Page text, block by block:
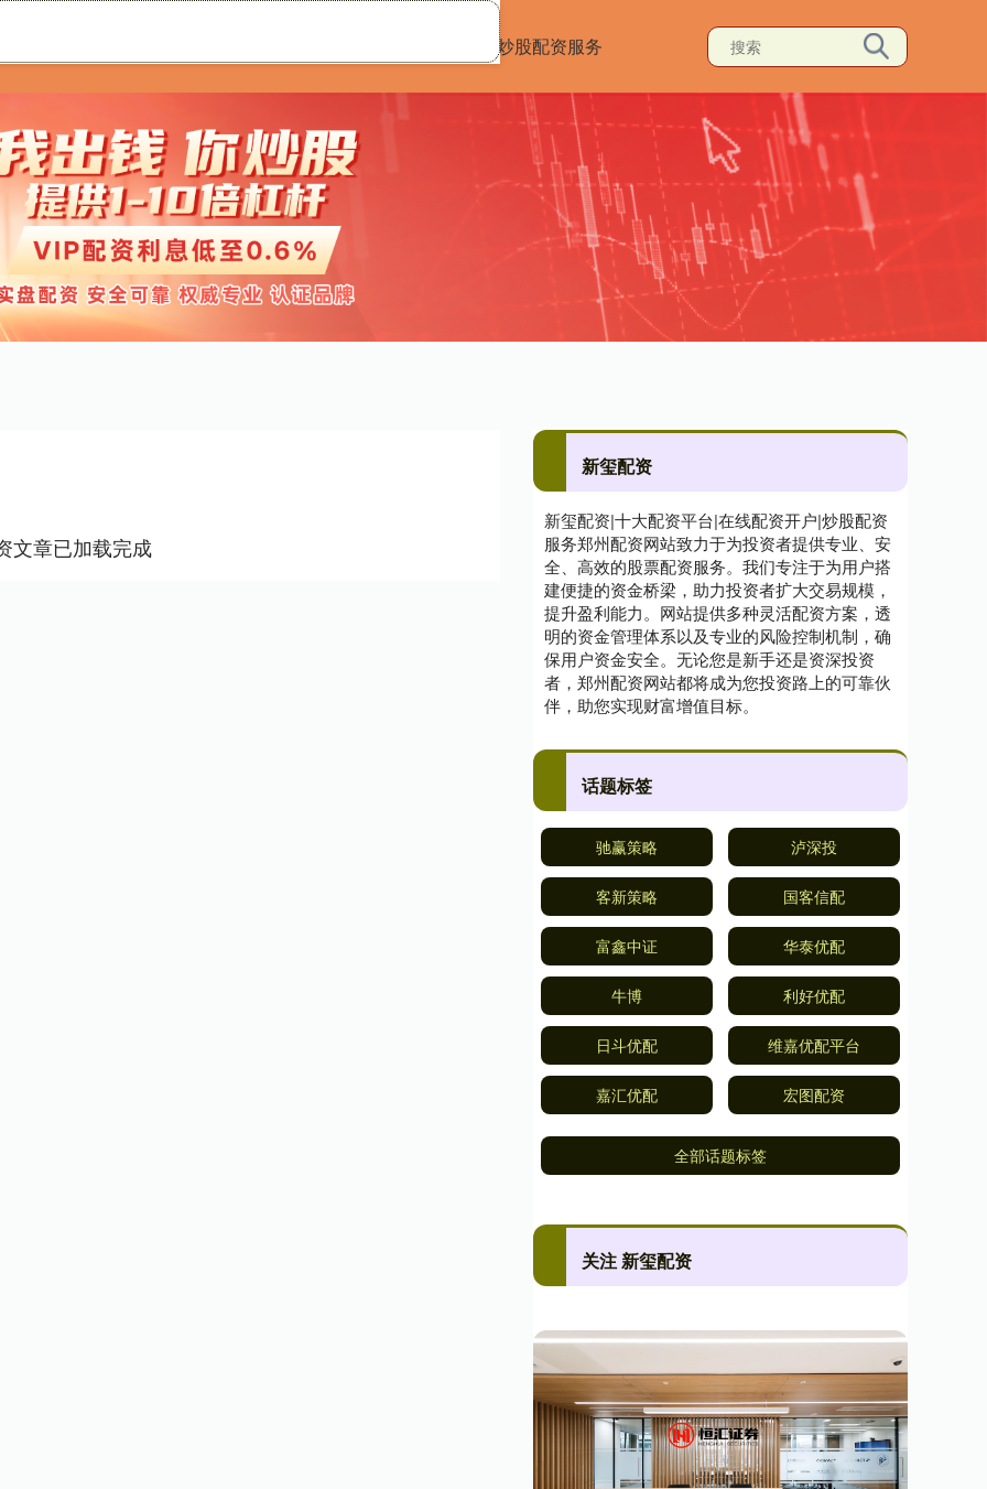
炒股配资服务
文章已加载完成
新玺配资
新玺配资|十大配资平台|在线配资开户|炒股配资
服务郑州配资网站致力于为投资者提供专业、安
全、高效的股票配资服务。我们专注于为用户搭
建便捷的资金桥梁，助力投资者扩大交易规模，
提升盈利能力。网站提供多种灵活配资方案，透
明的资金管理体系以及专业的风险控制机制，确
保用户资金安全。无论您是新手还是资深投资
者，郑州配资网站都将成为您投资路上的可靠伙
伴，助您实现财富增值目标。
话题标签
驰赢策略 泸深投
客新策略 国客信配
富鑫中证 华泰优配
牛博 利好优配
日斗优配 维嘉优配平台
嘉汇优配 宏图配资
全部话题标签
关注 新玺配资